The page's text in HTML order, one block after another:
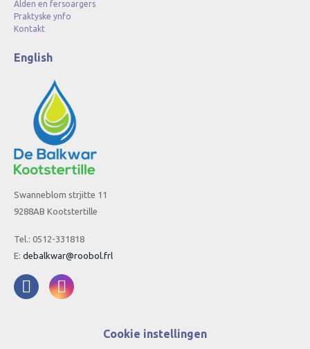
Alden en fersoargers
Praktyske ynfo
Kontakt
English
Swanneblom strjitte 11
9288AB Kootstertille
Tel.: 0512-331818
E: debalkwar@roobol.frl
Cookie instellingen